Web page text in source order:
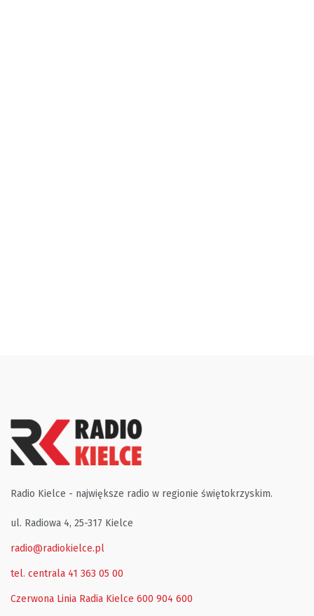
Radio Kielce - największe radio w regionie świętokrzyskim.
ul. Radiowa 4, 25-317 Kielce
radio@radiokielce.pl
tel. centrala 41 363 05 00
Czerwona Linia Radia Kielce 600 904 600